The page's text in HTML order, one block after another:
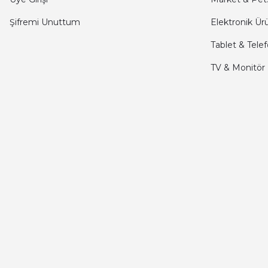
seiko astron kordon 7x52
Şifremi Unuttum Elektronik
Tablet &
TV & Monitör